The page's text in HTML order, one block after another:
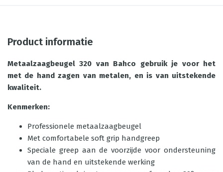
Product informatie
Metaalzaagbeugel 320 van Bahco gebruik je voor het
met de hand zagen van metalen, en is van uitstekende
kwaliteit.
Kenmerken:
Professionele metaalzaagbeugel
Met comfortabele soft grip handgreep
Speciale greep aan de voorzijde voor ondersteuning
van de hand en uitstekende werking